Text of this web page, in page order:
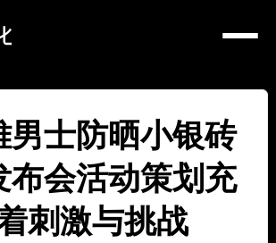
男士防晒小银砖
布会活动策划充
刺激与挑战